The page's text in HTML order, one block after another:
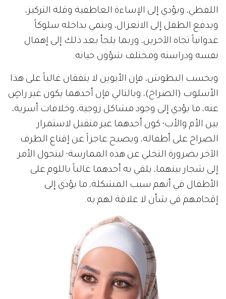
اللفظي، ويؤدي إلى الإساءة العاطفية وقلة التركيز،
ويدفع الطفل إلى الانعزال، وينمي بداخله سلوكاً
عدوانياً تجاه الآخرين، وربما يلجأ بعد ذلك إلى إهمال
نفسه ودراسته ومختلف شؤون حياته.
وبحسب البطوش، فإن الأبوين لا يتفقان غالباً على هذا
الأسلوب (الصراخ)، وبالتالي فإن أحدهما يكون غير راضٍ
عنه، ما يؤدي إلى وجود مشاكل زوجية، وخلافات أسرية،
بين الأم والأب؛ كون أحدهما غير متقبل لاستمرار
الصراخ على أطفاله، ويصبح عاجزاً عن إقناع الطرف
الآخر بضرورة التخلي عن هذه الممارسة؛ ليتحول الأمر
إلى شجار بينهما، يلقي به أحدهما غالباً باللوم على
الأطفال في أنهم سبب المشكلة، ما يؤدي إلى
إقحامهم في شأن لا علاقة لهم به.